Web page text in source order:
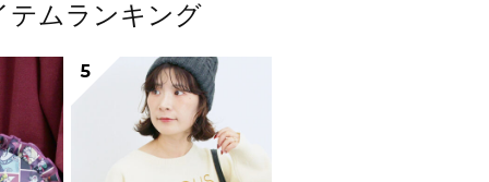
テムランキング
5